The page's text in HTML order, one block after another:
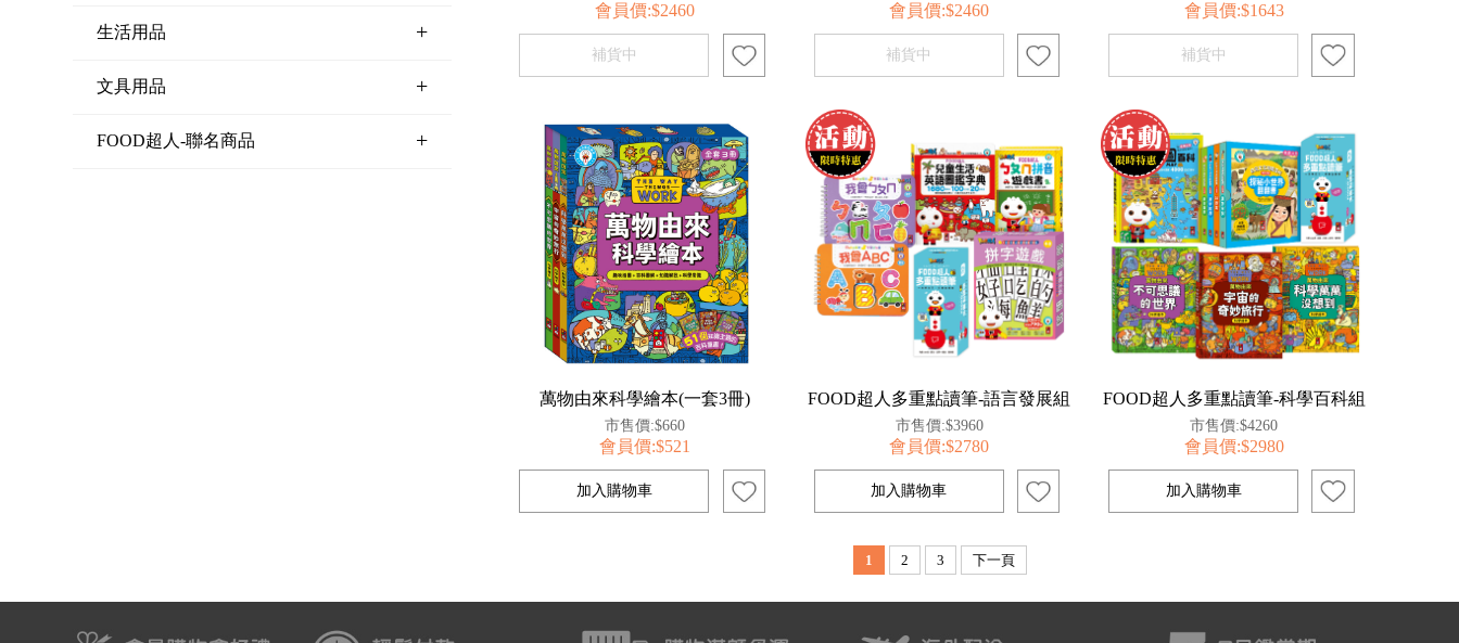
生活用品 +
文具用品 +
FOOD超人-聯名商品 +
會員價:$2460 會員價:$2460 會員價:$1643
萬物由來科學繪本(一套3冊)
市售價:$660
會員價:$521
FOOD超人多重點讀筆-語言發展組
市售價:$3960
會員價:$2780
FOOD超人多重點讀筆-科學百科組
市售價:$4260
會員價:$2980
1 2 3 下一頁